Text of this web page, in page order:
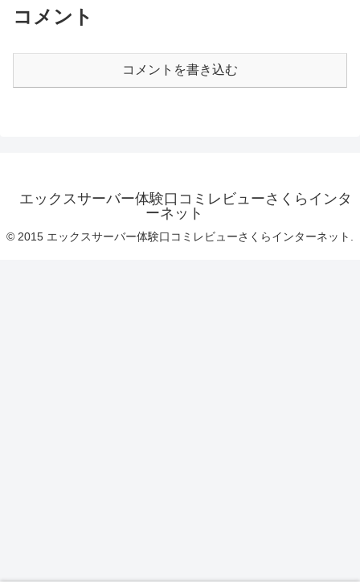
コメント
コメントを書き込む
エックスサーバー体験口コミレビューさくらインタ
ーネット
© 2015 エックスサーバー体験口コミレビューさくらインターネット.